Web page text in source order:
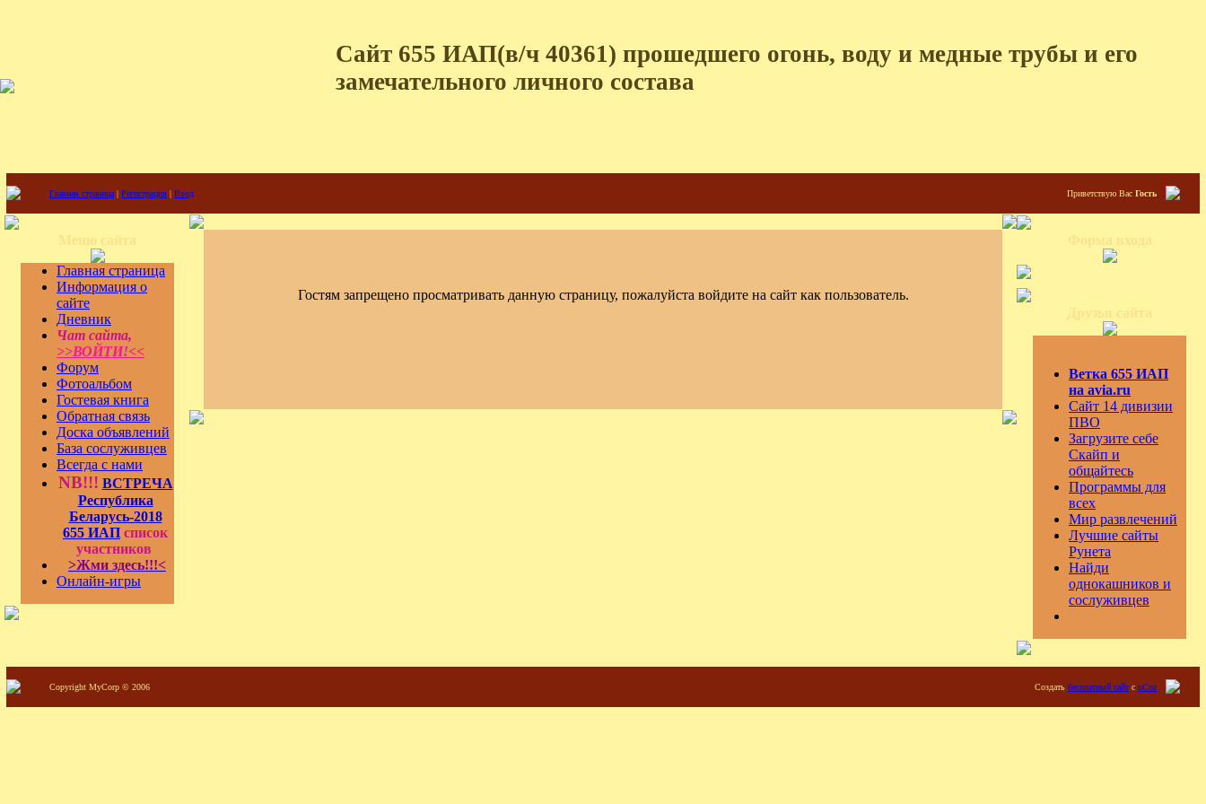
Сайт 655 ИАП(в/ч 40361) прошедшего огонь, воду и медные трубы и его
замечательного личного состава
Главная страница | Регистрация | Вход Приветствую Вас Гость
Главная страница
Информация о
сайте
Дневник
Чат сайта,
>>ВОЙТИ!<<
Форум
Фотоальбом
Гостевая книга
Обратная связь
Доска объявлений
База сослуживцев
Всегда с нами
NB!!! ВСТРЕЧА
Республика
Беларусь-2018
655 ИАП список
участников
>Жми здесь!!!<
Онлайн-игры
Гостям запрещено просматривать данную страницу, пожалуйста войдите на сайт как пользователь.
Ветка 655 ИАП
на avia.ru
Сайт 14 дивизии
ПВО
Загрузите себе
Скайп и
общайтесь
Программы для
всех
Мир развлечений
Лучшие сайты
Рунета
Найди
однокашников и
сослуживцев
Copyright MyCorp © 2006 Создать бесплатный сайтс uCoz